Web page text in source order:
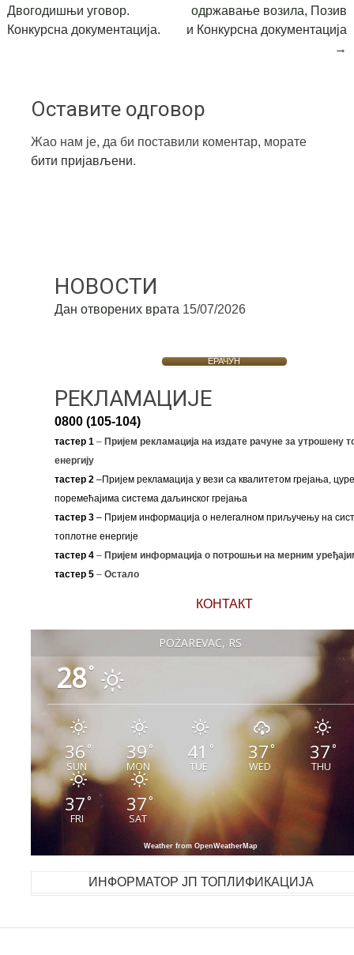
Двогодишњи уговор.
Конкурсна документација.
одржавање возила, Позив
и Конкурсна документација
→
Оставите одговор
Жао нам је, да би поставили коментар, морате
бити пријављени.
НОВОСТИ
Дан отворених врата 15/07/2026
ЕРАЧУН
РЕКЛАМАЦИЈЕ
0800 (105-104)
тастер 1–Пријем рекламација на издате рачуне за утрошену
енергију
тастер 2–Пријем рекламација у вези са квалитетом грејања,
поремећајима система даљинског грејања
тастер 3– Пријем информација о нелегалном приључењу на
топлотне енергије
тастер 4 – Пријем информација о потрошњи на мерним
тастер 5 – Остало
КОНТАКТ
POŽAREVAC, RS
28°
36°
SUN
39°
MON
41 °
TUE
37°
WED
37°
THU
37°
FRI
37°
SAT
Weather from OpenWeatherMap
ИНФОРМАТОР ЈП ТОПЛИФИКАЦИЈА